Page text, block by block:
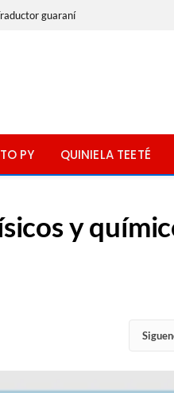
guaraní
PY QUINIELA TEETÉ
y